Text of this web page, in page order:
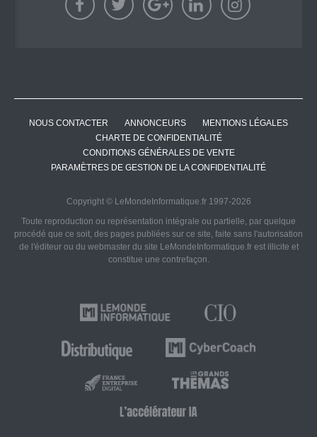
NOUS CONTACTER ANNONCEURS
MENTIONS LÉGALES
CHARTE DE CONFIDENTIALITÉ
CONDITIONS GÉNÉRALES DE VENTE
PARAMÈTRES DE GESTION DE LA CONFIDENTIALITÉ
Copyright © LeMondeInformatique.fr 1997-2026
Toute reproduction ou représentation intégrale ou partielle, par quelque
procédé que ce soit, des pages publiées sur ce site, faite sans l'autorisation
de l'éditeur ou du webmaster du site LeMondeInformatique.fr est illicite et
constitue une contrefaçon.